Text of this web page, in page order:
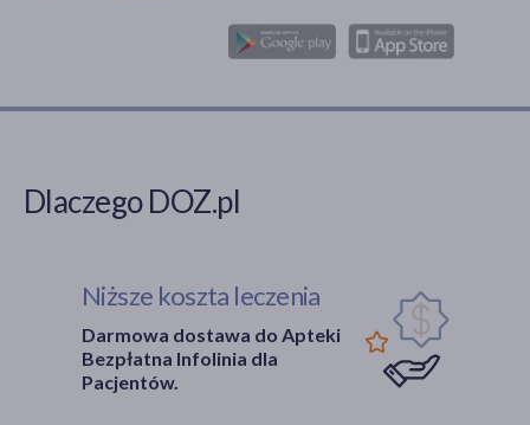
Dlaczego DOZ.pl
Niższe koszta leczenia
Darmowa dostawa do Apteki
Bezpłatna Infolinia dla
Pacjentów.